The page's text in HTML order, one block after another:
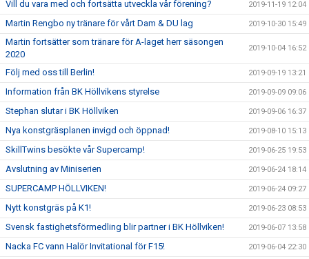
Vill du vara med och fortsätta utveckla vår förening? 2019-11-19 12:04
Martin Rengbo ny tränare för vårt Dam & DU lag 2019-10-30 15:49
Martin fortsätter som tränare för A-laget herr säsongen
2020
2019-10-04 16:52
Följ med oss till Berlin! 2019-09-19 13:21
Information från BK Höllvikens styrelse 2019-09-09 09:06
Stephan slutar i BK Höllviken 2019-09-06 16:37
Nya konstgräsplanen invigd och öppnad! 2019-08-10 15:13
SkillTwins besökte vår Supercamp! 2019-06-25 19:53
Avslutning av Miniserien 2019-06-24 18:14
SUPERCAMP HÖLLVIKEN! 2019-06-24 09:27
Nytt konstgräs på K1! 2019-06-23 08:53
Svensk fastighetsförmedling blir partner i BK Höllviken! 2019-06-07 13:58
Nacka FC vann Halör Invitational för F15! 2019-06-04 22:30